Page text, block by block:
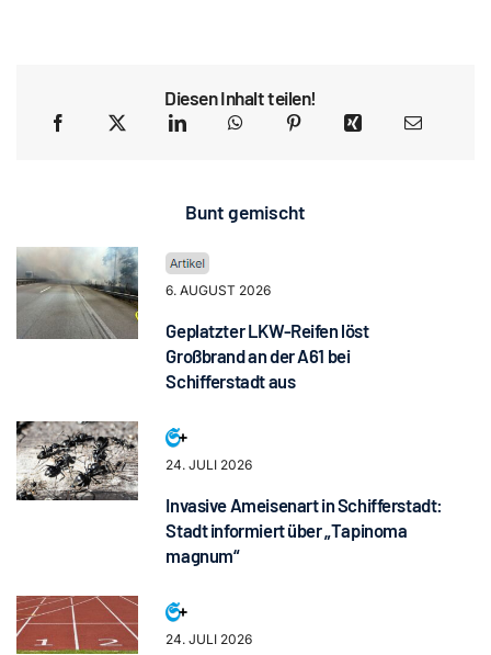
Diesen Inhalt teilen!
Bunt gemischt
6. AUGUST 2026
Geplatzter LKW-Reifen löst
Großbrand an der A61 bei
Schifferstadt aus
24. JULI 2026
Invasive Ameisenart in Schifferstadt:
Stadt informiert über „Tapinoma
magnum“
24. JULI 2026